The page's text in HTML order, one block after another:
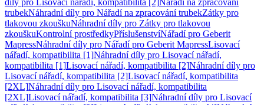
díly pro Lisovací nářadí, kompatibilita [2]Nářadí na zpracování
trubekNáhradní díly pro Nářadí na zpracování trubekZátky pro
tlakovou zkouškuNáhradní díly pro Zátky pro tlakovou
zkouškuKontrolní prostředkyPříslušenstvíNářadí pro Geberit
MapressNáhradní díly pro Nářadí pro Geberit MapressLisovací
nářadí, kompatibilita [1]Náhradní díly pro Lisovací nářadí,
kompatibilita [1]Lisovací nářadí, kompatibilita [2]Náhradní díly pro
Lisovací nářadí, kompatibilita [2]Lisovací nářadí, kompatibilita
[2XL]Náhradní díly pro Lisovací nářadí, kompatibilita
[2XL]Lisovací nářadí, kompatibilita [3]Náhradní díly pro Lisovací